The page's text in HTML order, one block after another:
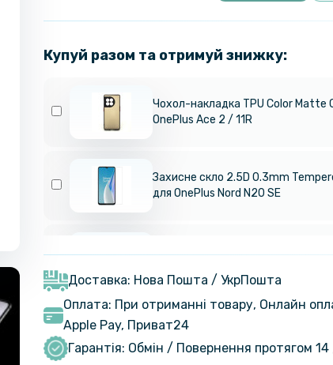
Купуй разом та отримуй знижку:
Чохол-накладка TPU Color Matte
OnePlus Ace 2 / 11R
Захисне скло 2.5D 0.3mm
для OnePlus Nord N20 SE
Чохол - накладка Omeve Crystal
OnePlus Ace 3V 5G, Transparent
Доставка: Нова Пошта / УкрПошта
Оплата: При отриманні товару, Онлайн
Apple Pay, Приват24
Гарантія: Обмін / Повернення протягом 14